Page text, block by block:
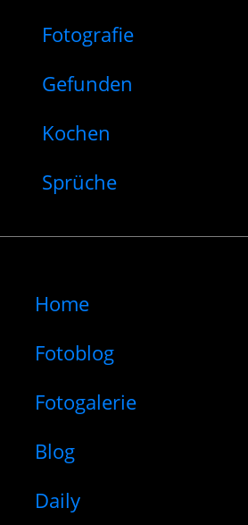
Fotografie
Gefunden
Kochen
Sprüche
Home
Fotoblog
Fotogalerie
Blog
Daily